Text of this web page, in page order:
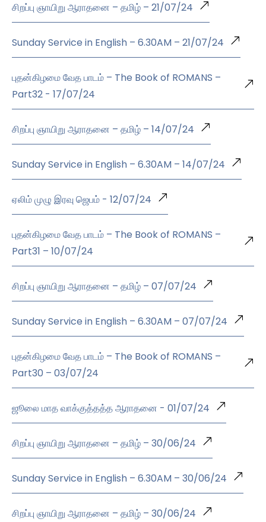
சிறப்பு ஞாயிறு ஆராதனை – தமிழ் – 21/07/24
Sunday Service in English – 6.30AM – 21/07/24
புதன்கிழமை வேத பாடம் – The Book of ROMANS –
Part32 - 17/07/24
சிறப்பு ஞாயிறு ஆராதனை – தமிழ் – 14/07/24
Sunday Service in English – 6.30AM – 14/07/24
ஏலிம் முழு இரவு ஜெபம் - 12/07/24
புதன்கிழமை வேத பாடம் – The Book of ROMANS –
Part31 – 10/07/24
சிறப்பு ஞாயிறு ஆராதனை – தமிழ் – 07/07/24
Sunday Service in English – 6.30AM – 07/07/24
புதன்கிழமை வேத பாடம் – The Book of ROMANS –
Part30 – 03/07/24
ஜூலை மாத வாக்குத்தத்த ஆராதனை - 01/07/24
சிறப்பு ஞாயிறு ஆராதனை – தமிழ் – 30/06/24
Sunday Service in English – 6.30AM – 30/06/24
சிறப்பு ஞாயிறு ஆராதனை – தமிழ் – 30/06/24